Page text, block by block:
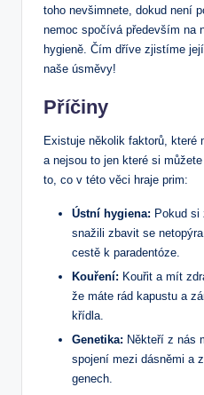
toho nevšimnete, dokud není
nemoc spočívá především na
hygieně. Čím dříve zjistíme
naše úsměvy!
Příčiny
Existuje několik faktorů, které
a nejsou to jen které si
to, co v této věci hraje prim:
Ústní hygiena: Pokud
snažili zbavit se
cestě k paradentóze.
Kouření: Kouřit a mít
že máte rád kapustu a
křídla.
Genetika: Někteří z nás
spojení mezi dásněmi a
genech.